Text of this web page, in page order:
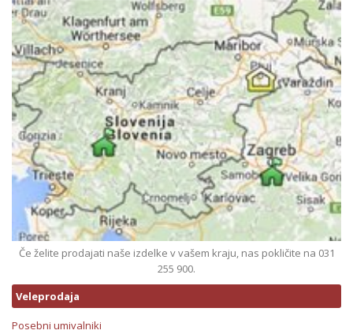
Če želite prodajati naše izdelke v vašem kraju, nas pokličite na 031
255 900.
Veleprodaja
Posebni umivalniki